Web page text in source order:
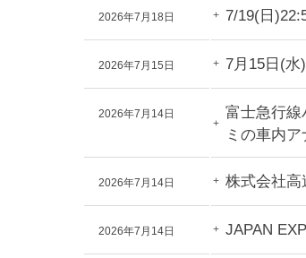
2026年7月18日 7/19(日
2026年7月15日 7月15日(水
2026年7月14日
富士急行線
ミの車内
2026年7月14日 株式会社高
2026年7月14日 JAPAN